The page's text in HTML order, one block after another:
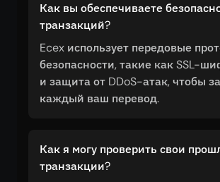
Как вы обеспечиваете
транзакций?
Ecex использует передовые
безопасности, такие как SSL-
и защита от DDoS-атак, чтобы
каждый ваш перевод.
Как я могу проверить свои
транзакции?